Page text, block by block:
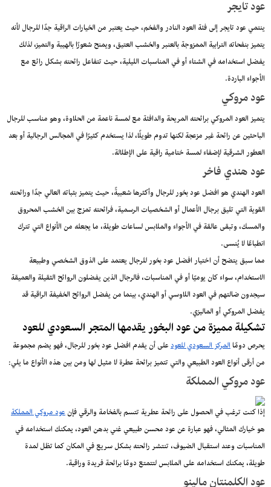
عود تايجر
ينتمي عود تايجر إلى فئة العود النادر والفخم، حيث يعتبر من الخيارات الراقية جدًا للرجال لأنه
يتميز بنفحاته الترابية الممزوجة بالعنبر والخشب العتيق، ويمنح شعورًا بالهيبة والتميز، لذلك
يفضل استخدامه في الشتاء أو في المناسبات الليلية، حيث تتفاعل رائحته بشكل رائع مع
الأجواء الباردة.
عود مروكي
يتميز العود المروكي برائحته المريحة والدافئة مع لمسة ناعمة من الحلاوة، وهو مناسب للرجال
الباحثين عن رائحة غير مزعجة لكنها تدوم طويلًا، لذا يستخدم كثيرًا في المجالس الرجالية أو بعد
العطور الشرقية لإضفاء لمسة ختامية راقية على الإطلالة.
عود هندي فاخر
العود الهندي هو افضل عود بخور للرجال وأكثرها شعبيةً، حيث يتميز بثباته العالي جدًا ورائحته
القوية التي تليق برجال الأعمال أو الشخصيات الرسمية، فرائحته تمزج بين الخشب المحروق
والمسك، وتبقى عالقة في الأجواء والملابس لساعات طويلة، ما يجعله من الأنواع التي تترك
انطباعًا لا يُنسى.
مما سبق يتضح أن اختيار افضل عود بخور للرجال يعتمد على الذوق الشخصي وطبيعة
الاستخدام، سواء كان يوميًا أو في المناسبات، فالرجال الذين يفضلون الروائح الثقيلة والعميقة
سيجدون ضالتهم في العود اللاوسي أو الهندي، بينما من يفضل الروائح الخفيفة الراقية قد
يفضل المروكي أو الماليزي.
تشكيلة مميزة من عود البخور يقدمها المتجر السعودي للعود
يحرص دومًاالمركز السعودي للعودعلى أن يقدم افضل عود بخور للرجال، فهو يضم مجموعة
من أرقى أنواع العود الطبيعي والتي تتميز برائحة عطرة لا مثيل لها ومن بين هذه الأنواع ما يلي:
عود مروكي المملكة
إذا كنت ترغب في الحصول على رائحة عطرية تتسم بالفخامة والرقي فإنعود مروكي المملكة
هو خيارك المثالي، فهو عبارة عن عود محسن طبيعي غني بدهن العود، يمكنك استخدامه في
المناسبات وعند استقبال الضيوف، تنتشر رائحته بشكل سريع في المكان كما تظل لمدة
طويلة، يمكنك استخدامه على الملابس لتتمتع دومًا برائحة فريدة وراقية.